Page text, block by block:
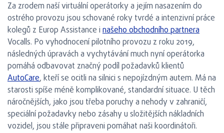
Za zrodem naší virtuální operátorky a jejím nasazením do
ostrého provozu jsou schované roky tvrdé a intenzivní práce
kolegů z Europ Assistance i našeho obchodního partnera
Vocalls. Po vyhodnocení pilotního provozu z roku 2019,
následných úpravách a vychytávání much nyní operátorka
pomáhá odbavovat značný podíl požadavků klientů
AutoCare, kteří se ocitli na silnici s nepojízdným autem. Má na
starosti spíše méně komplikované, standardní situace. U těch
náročnějších, jako jsou třeba poruchy a nehody v zahraničí,
speciální požadavky nebo zásahy u složitějších nákladních
vozidel, jsou stále připraveni pomáhat naši koordinátoři.